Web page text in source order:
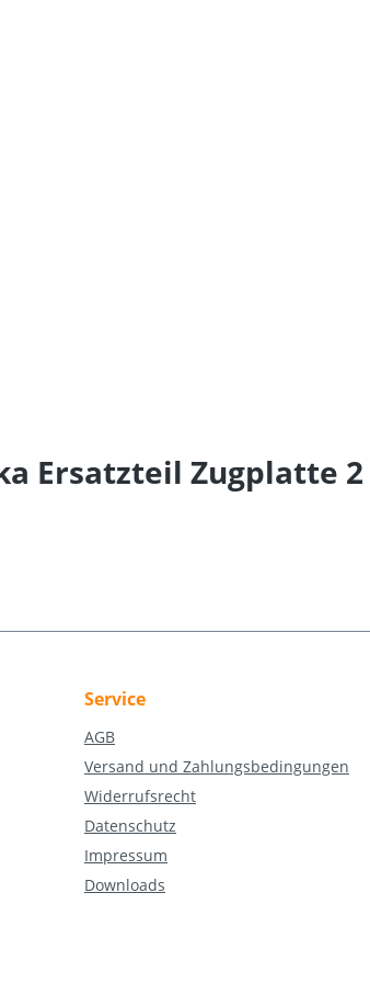
Ersatzteil Zugplatte 2
Service
AGB
Versand und Zahlungsbedingungen
Widerrufsrecht
Datenschutz
Impressum
Downloads